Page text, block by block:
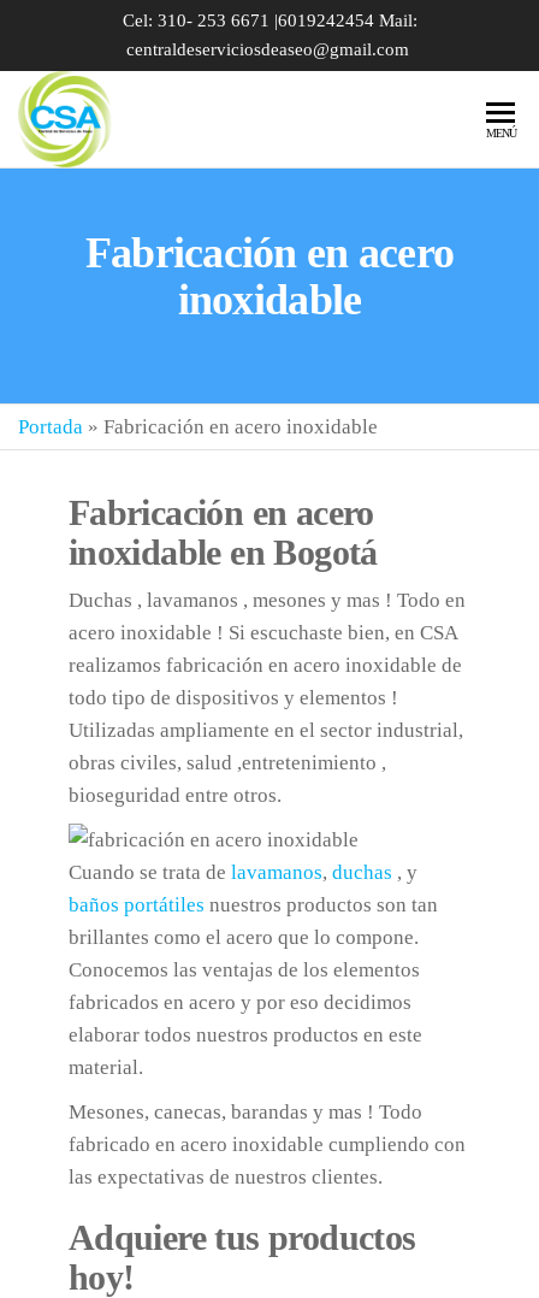
Cel: 310- 253 6671 |6019242454 Mail:
centraldeserviciosdeaseo@gmail.com
DE BAÑOS
| SERVICIO
DE VACTOR |
TRAMPAS
DE GRASA
MENÚ
Fabricación en acero
inoxidable
Portada » Fabricación en acero inoxidable
Fabricación en acero
inoxidable en Bogotá
Duchas , lavamanos , mesones y mas ! Todo en
acero inoxidable ! Si escuchaste bien, en CSA
realizamos fabricación en acero inoxidable de
todo tipo de dispositivos y elementos !
Utilizadas ampliamente en el sector industrial,
obras civiles, salud ,entretenimiento ,
bioseguridad entre otros.
Cuando se trata de lavamanos, duchas , y
baños portátiles nuestros productos son tan
brillantes como el acero que lo compone.
Conocemos las ventajas de los elementos
fabricados en acero y por eso decidimos
elaborar todos nuestros productos en este
material.
Mesones, canecas, barandas y mas ! Todo
fabricado en acero inoxidable cumpliendo con
las expectativas de nuestros clientes.
Adquiere tus productos
hoy!